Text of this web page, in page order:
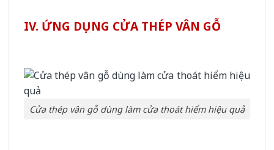
IV. ỨNG DỤNG CỬA THÉP VÂN GỖ
Cửa thép vân gỗ dùng làm cửa thoát hiểm hiệu quả